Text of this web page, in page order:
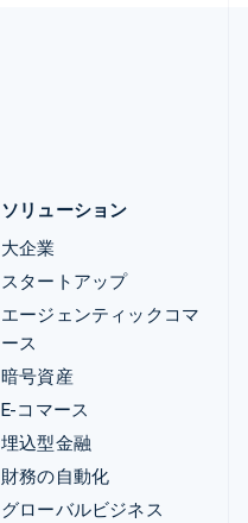
ソリューション
大企業
スタートアップ
エージェンティックコマ
ース
暗号資産
E-コマース
埋込型金融
財務の自動化
グローバルビジネス